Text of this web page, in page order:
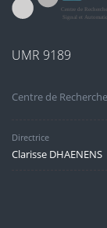
UMR 9189
Centre de
Directrice
Clarisse DHAENENS